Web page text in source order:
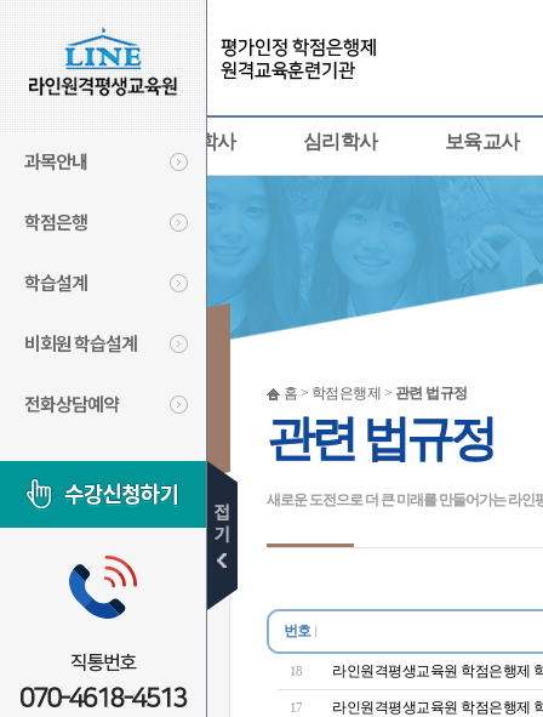
과목안내
학점은행
학습설계
비회원 학습설계
전화상담예약
경영학사 심리학사 보육교사
학점은행제
학점은행제 개요
학점인정 절차
학점취득 방법
홈 > 학점은행제 > 관련 법규정
관련 법규정
새로운 도전으로 더 큰 미래를 만들어가는 라인
번호
18 라인원격평생교육원 학점은행제
17 라인원격평생교육원 학점은행제